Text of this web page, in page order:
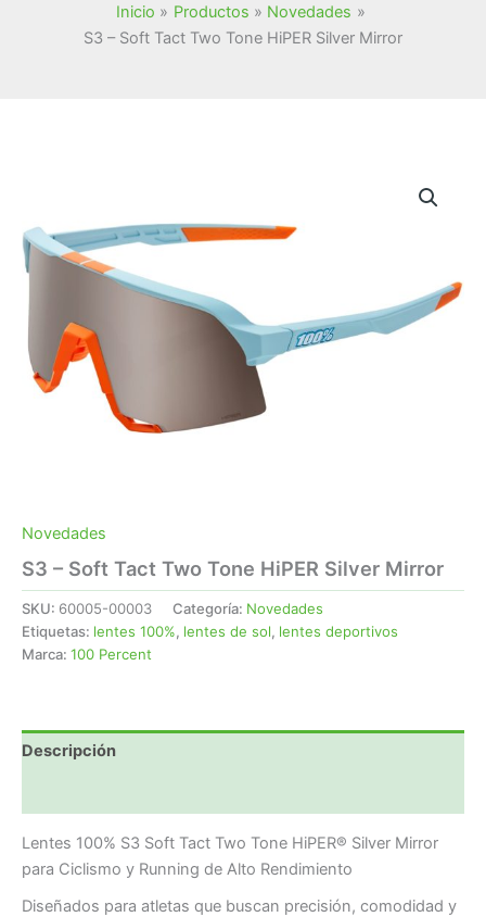
Inicio
Productos
Novedades
S3 – Soft Tact Two Tone HiPER Silver Mirror
Novedades
S3 – Soft Tact Two Tone HiPER Silver Mirror
SKU: 60005-00003 Categoría: Novedades
Etiquetas: lentes 100%, lentes de sol, lentes deportivos
Marca: 100 Percent
Descripción
Lentes 100% S3 Soft Tact Two Tone HiPER® Silver Mirror
para Ciclismo y Running de Alto Rendimiento
Diseñados para atletas que buscan precisión, comodidad y